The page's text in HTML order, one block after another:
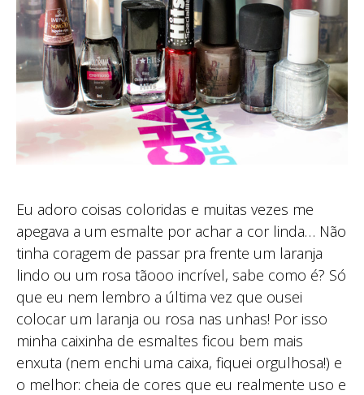
Eu adoro coisas coloridas e muitas vezes me
apegava a um esmalte por achar a cor linda… Não
tinha coragem de passar pra frente um laranja
lindo ou um rosa tãooo incrível, sabe como é? Só
que eu nem lembro a última vez que ousei
colocar um laranja ou rosa nas unhas! Por isso
minha caixinha de esmaltes ficou bem mais
enxuta (nem enchi uma caixa, fiquei orgulhosa!) e
o melhor: cheia de cores que eu realmente uso e